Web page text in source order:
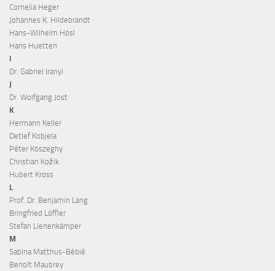
Cornelia Heger
Johannes K. Hildebrandt
Hans-Wilhelm Hösl
Hans Huetten
I
Dr. Gabriel Iranyi
J
Dr. Wolfgang Jost
K
Hermann Keller
Detlef Kobjela
Péter Köszeghy
Christian Kožik
Hubert Kross
L
Prof. Dr. Benjamin Lang
Bringfried Löffler
Stefan Lienenkämper
M
Sabina Matthus-Bébié
Benoît Maubrey